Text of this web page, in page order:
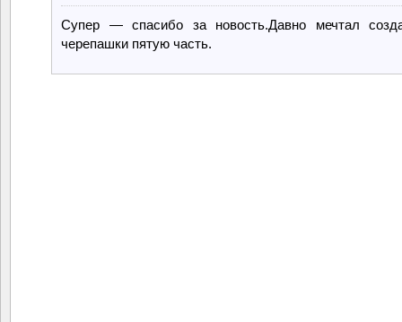
Супер — спасибо за новость.Давно мечтал
черепашки пятую часть.